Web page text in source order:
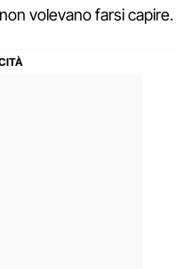
volevano farsi capire.